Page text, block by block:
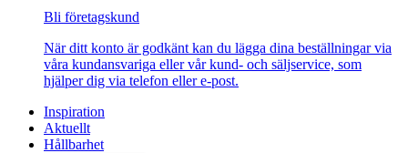
Bli företagskund
När ditt konto är godkänt kan du lägga dina beställningar via
våra kundansvariga eller vår kund- och säljservice, som
hjälper dig via telefon eller e-post.
Inspiration
Aktuellt
Hållbarhet